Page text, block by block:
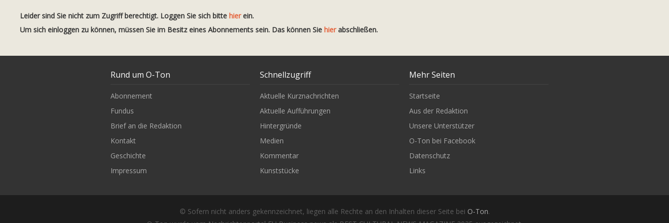
Leider sind Sie nicht zum Zugriff berechtigt. Loggen Sie sich bitte hierein.
Um sich einloggen zu können, müssen Sie im Besitz eines Abonnements sein. Das können Sie hierabschließen.
© Sofern nicht anders gekennzeichnet, liegen alle Rechte an den Inhalten dieser Seite bei O-Ton.
Rund um O-Ton
Abonnement
Fundus
Brief an die Redaktion
Kontakt
Geschichte
Impressum
Schnellzugriff
Aktuelle Kurznachrichten
Aktuelle Aufführungen
Hintergründe
Medien
Kommentar
Kunststücke
Mehr Seiten
Startseite
Aus der Redaktion
Unsere Unterstützer
O-Ton bei Facebook
Datenschutz
Links